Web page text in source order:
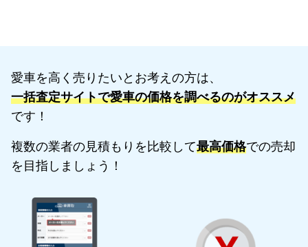
愛車を高く売りたいとお考えの方は、
一括査定サイトで愛車の価格を調べるのがオススメ
です！
複数の業者の見積もりを比較して最高価格での売却
を目指しましょう！